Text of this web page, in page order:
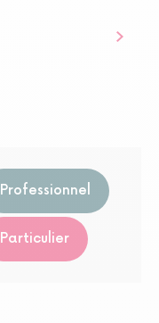
Professionnel
Particulier